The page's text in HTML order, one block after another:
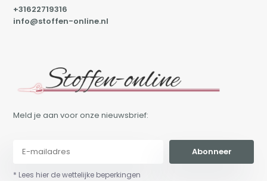
+31622719316
info@stoffen-online.nl
Meld je aan voor onze nieuwsbrief:
Abonneer
* Lees hier de wettelijke beperkingen